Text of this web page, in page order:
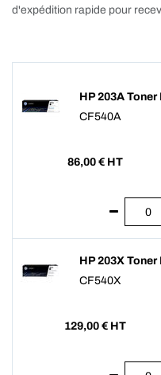
d'expédition rapide pour
HP 203A
CF540A
86,00 € HT
HP 203X
CF540X
129,00 € HT